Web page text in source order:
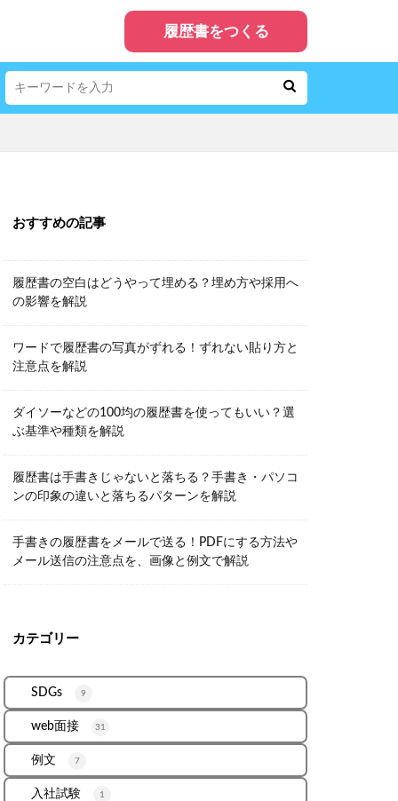
履歴書をつくる
おすすめの記事
履歴書の空白はどうやって埋める？埋め方や採用へ
の影響を解説
ワードで履歴書の写真がずれる！ずれない貼り方と
注意点を解説
ダイソーなどの100均の履歴書を使ってもいい？選
ぶ基準や種類を解説
履歴書は手書きじゃないと落ちる？手書き・パソコ
ンの印象の違いと落ちるパターンを解説
手書きの履歴書をメールで送る！PDFにする方法や
メール送信の注意点を、画像と例文で解説
カテゴリー
SDGs 9
web面接 31
例文 7
入社試験 1